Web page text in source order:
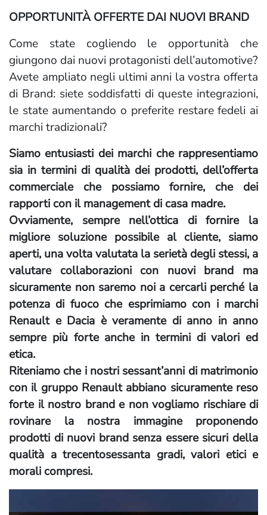
OPPORTUNITÀ OFFERTE DAI NUOVI BRAND
Come state cogliendo le opportunità che
giungono dai nuovi protagonisti dell’automotive?
Avete ampliato negli ultimi anni la vostra offerta
di Brand: siete soddisfatti di queste integrazioni,
le state aumentando o preferite restare fedeli ai
marchi tradizionali?
Siamo entusiasti dei marchi che rappresentiamo
sia in termini di qualità dei prodotti, dell’offerta
commerciale che possiamo fornire, che dei
rapporti con il management di casa madre.
Ovviamente, sempre nell’ottica di fornire la
migliore soluzione possibile al cliente, siamo
aperti, una volta valutata la serietà degli stessi, a
valutare collaborazioni con nuovi brand ma
sicuramente non saremo noi a cercarli perché la
potenza di fuoco che esprimiamo con i marchi
Renault e Dacia è veramente di anno in anno
sempre più forte anche in termini di valori ed
etica.
Riteniamo che i nostri sessant’anni di matrimonio
con il gruppo Renault abbiano sicuramente reso
forte il nostro brand e non vogliamo rischiare di
rovinare la nostra immagine proponendo
prodotti di nuovi brand senza essere sicuri della
qualità a trecentosessanta gradi, valori etici e
morali compresi.